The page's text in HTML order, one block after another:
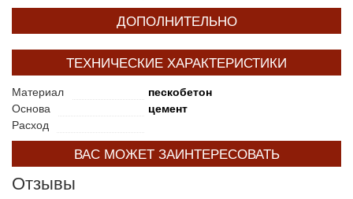
ДОПОЛНИТЕЛЬНО
ТЕХНИЧЕСКИЕ ХАРАКТЕРИСТИКИ
Материал
пескобетон
Основа
цемент
Расход
ВАС МОЖЕТ ЗАИНТЕРЕСОВАТЬ
Отзывы